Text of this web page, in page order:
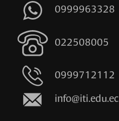
0999963328
022508005
0999712112
info@iti.edu.ec